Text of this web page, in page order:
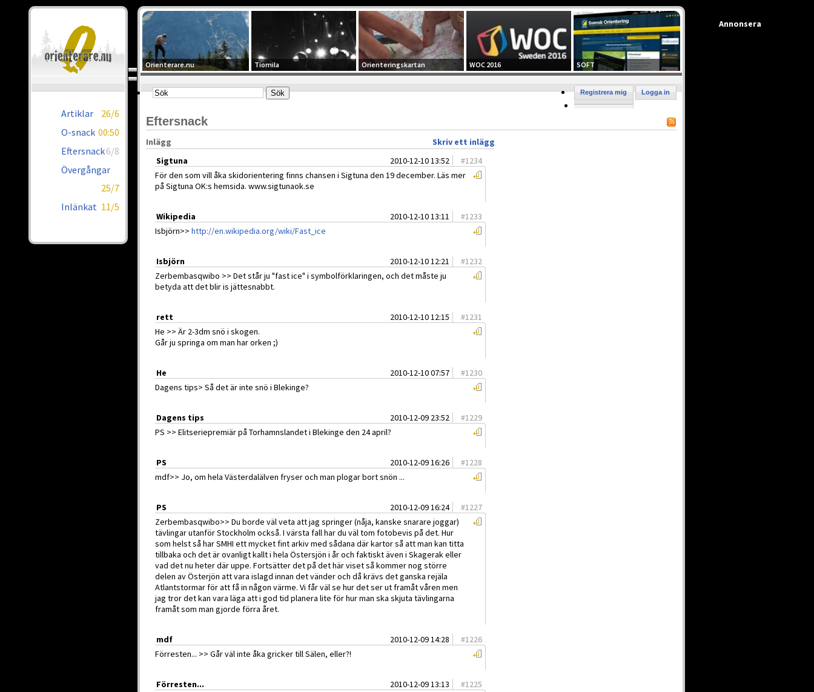
Artiklar
26/6
O-snack 00:50
Eftersnack6/8
Övergångar
25/7
Inlänkat 11/5
Orienterare.nu Tiomila Orienteringskartan WOC 2016 SOFT
Logga in
Registrera mig
Eftersnack
Skriv ett inlägg
Inlägg
Sigtuna
2010-12-10 13:52 #1234
För den som vill åka skidorientering finns chansen i Sigtuna den 19 december. Läs mer
på Sigtuna OK:s hemsida. www.sigtunaok.se
Wikipedia 2010-12-10 13:11 #1233
Isbjörn>> http://en.wikipedia.org/wiki/Fast_ice
Isbjörn 2010-12-10 12:21 #1232
Zerbembasqwibo >> Det står ju "fast ice" i symbolförklaringen, och det måste ju
betyda att det blir is jättesnabbt.
rett 2010-12-10 12:15 #1231
He >> Är 2-3dm snö i skogen.
Går ju springa om man har orken ;)
He 2010-12-10 07:57 #1230
Dagens tips> Så det är inte snö i Blekinge?
Dagens tips 2010-12-09 23:52 #1229
PS >> Elitseriepremiär på Torhamnslandet i Blekinge den 24 april?
PS 2010-12-09 16:26 #1228
mdf>> Jo, om hela Västerdalälven fryser och man plogar bort snön ...
PS 2010-12-09 16:24 #1227
Zerbembasqwibo>> Du borde väl veta att jag springer (nåja, kanske snarare joggar)
tävlingar utanför Stockholm också. I värsta fall har du väl tom fotobevis på det. Hur
som helst så har SMHI ett mycket fint arkiv med sådana där kartor så att man kan titta
tillbaka och det är ovanligt kallt i hela Östersjön i år och faktiskt även i Skagerak eller
vad det nu heter där uppe. Fortsätter det på det här viset så kommer nog större
delen av Österjön att vara islagd innan det vänder och då krävs det ganska rejäla
Atlantstormar för att få in någon värme. Vi får väl se hur det ser ut framåt våren men
jag tror det kan vara läga att i god tid planera lite för hur man ska skjuta tävlingarna
framåt som man gjorde förra året.
mdf 2010-12-09 14:28 #1226
Förresten... >> Går väl inte åka gricker till Sälen, eller?!
Förresten... 2010-12-09 13:13 #1225
Annonsera